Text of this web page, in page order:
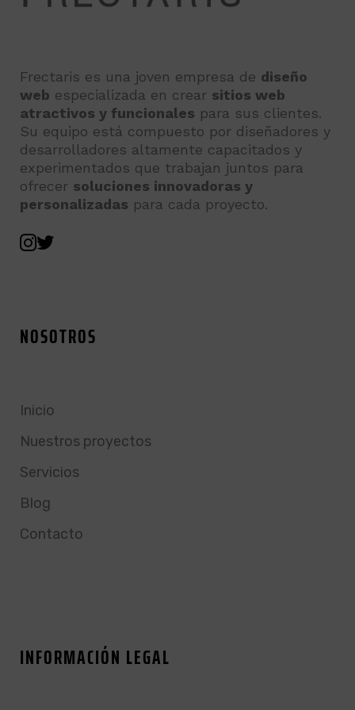
Frectaris es una joven empresa de diseño
web especializada en crear sitios web
atractivos y funcionales para sus clientes.
Su equipo está compuesto por diseñadores y
desarrolladores altamente capacitados y
experimentados que trabajan juntos para
ofrecer soluciones innovadoras y
personalizadas para cada proyecto.
NOSOTROS
Inicio
Nuestros proyectos
Servicios
Blog
Contacto
INFORMACIÓN LEGAL